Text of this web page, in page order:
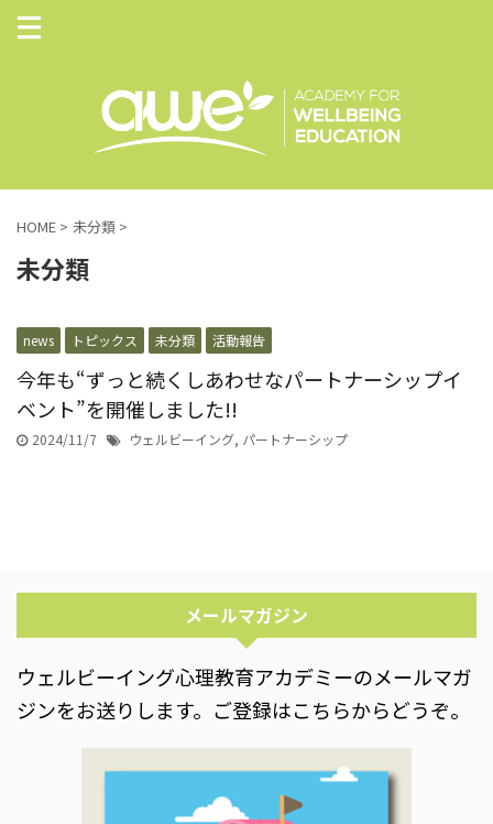
HOME > 未分類 >
未分類
news トピックス 未分類 活動報告
今年も“ずっと続くしあわせなパートナーシップイ
ベント”を開催しました!!
2024/11/7 ウェルビーイング, パートナーシップ
メールマガジン
ウェルビーイング心理教育アカデミーのメールマガ
ジンをお送りします。ご登録はこちらからどうぞ。